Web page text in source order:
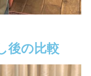
後の比較